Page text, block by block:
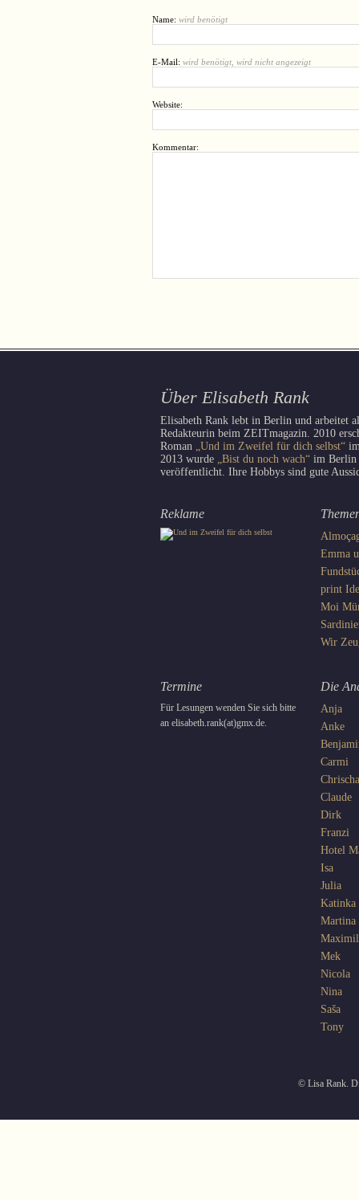
Name: wird benötigt
E-Mail: wird benötigt, wird nicht angezeigt
Website:
Kommentar:
Über Elisabeth Rank
Elisabeth Rank lebt in Berlin und arbeitet
Redakteurin beim ZEITmagazin. 2010
Roman
„Und im Zweifel für dich selbst“
2013 wurde
„Bist du noch wach“ im Berlin
veröffentlicht. Ihre Hobbys sind gute
Reklame
Emma
print
Moi
Wir
Termine
Für Lesungen wenden Sie sich bitte
an elisabeth.rank(at)gmx.de.
Die
Anja
Anke
Carmi
Chrischa
Claude
Dirk
Franzi
Hotel
Isa
Julia
Katinka
Martina
Mek
Nicola
Nina
Saša
Tony
© Lisa Rank.